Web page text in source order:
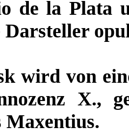
de la Plata
wird von
X.,
Maxentius.